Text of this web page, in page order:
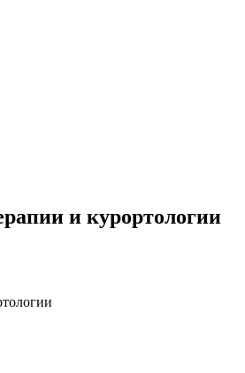
и курортологии